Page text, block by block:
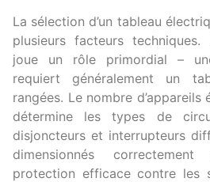
La sélection d’un tableau
plusieurs facteurs
joue un rôle primordial –
requiert généralement un
rangées. Le nombre
détermine les types de
disjoncteurs et interrupteurs
dimensionnés
protection efficace contre les